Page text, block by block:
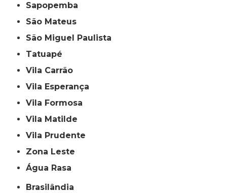
Sapopemba
São Mateus
São Miguel Paulista
Tatuapé
Vila Carrão
Vila Esperança
Vila Formosa
Vila Matilde
Vila Prudente
Zona Leste
Água Rasa
Brasilândia